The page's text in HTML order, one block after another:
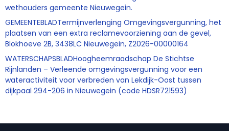
wethouders gemeente Nieuwegein.
GEMEENTEBLADTermijnverlenging Omgevingsvergunning, het
plaatsen van een extra reclamevoorziening aan de gevel,
Blokhoeve 2B, 3438LC Nieuwegein, Z2026-00000164
WATERSCHAPSBLADHoogheemraadschap De Stichtse
Rijnlanden – Verleende omgevingsvergunning voor een
wateractiviteit voor verbreden van Lekdijk-Oost tussen
dijkpaal 294-206 in Nieuwegein (code HDSR721593)